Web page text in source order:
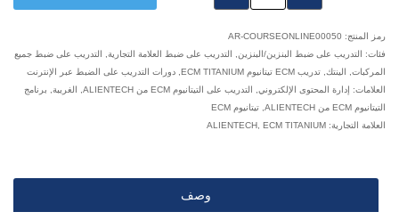
رمز المنتج: AR-COURSEONLINE00050
فئات: التدريب على ضبط البنزين/البنزين التدريب على ضبط العلامة التجارية
التدريب على ضبط جميع
المركبات
الينتك تدريب ECM تيتانيوم ECM TITANIUM
دورات التدريب على الضبط عبر الإنترنت
العلامات: إدارة المحتوى الإلكتروني التدريب على التيتانيوم ECM من ALIENTECH الغريبة
برنامج
التيتانيوم ECM من ALIENTECH
تيتانيوم ECM
العلامة التجارية:
ALIENTECH ECM TITANIUM
وصف